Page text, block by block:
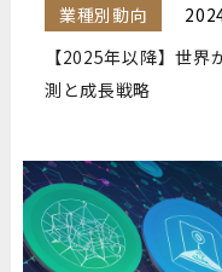
業種別動向
【2025年以降】世
測と成長戦略